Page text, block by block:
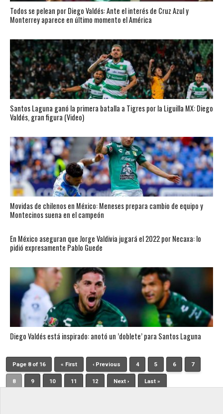
Todos se pelean por Diego Valdés: Ante el interés de Cruz Azul y
Monterrey aparece en último momento el América
Santos Laguna ganó la primera batalla a Tigres por la Liguilla MX: Diego
Valdés, gran figura (Video)
Movidas de chilenos en México: Meneses prepara cambio de equipo y
Montecinos suena en el campeón
En México aseguran que Jorge Valdivia jugará el 2022 por Necaxa: lo
pidió expresamente Pablo Guede
Diego Valdés está inspirado: anotó un ’doblete’ para Santos Laguna
Page 8 of 16 « First ‹ Previous 4 5 6 7
8 9 10 11 12 Next › Last »